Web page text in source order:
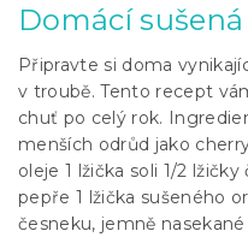
Domácí
Připravte si doma
v troubě. Tento recept
chuť po celý rok.
menších odrůd jako
oleje 1 lžička soli 1/2
pepře 1 lžička sušeného
česneku, jemně